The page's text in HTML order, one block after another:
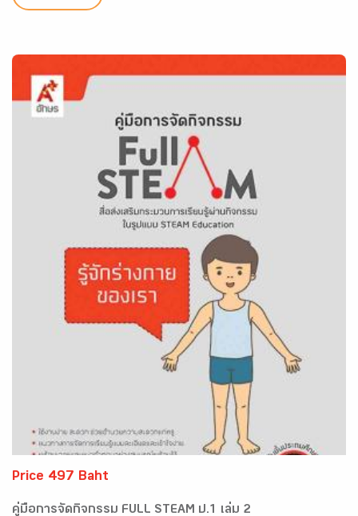
Price 497 Baht
คู่มือการจัดกิจกรรม FULL STEAM ป.1 เล่ม 2